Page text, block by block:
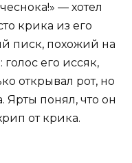
— хотел
крика из его
писк, похожий на
его иссяк,
открывал рот, но
Ярты понял, что он
от крика.